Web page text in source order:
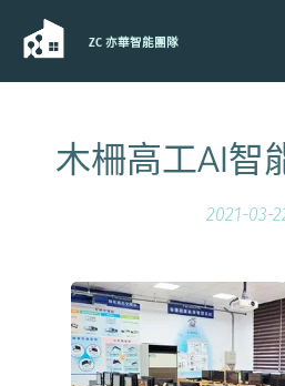
ZC 亦華智能團隊
木柵高工AI智
2021-03-